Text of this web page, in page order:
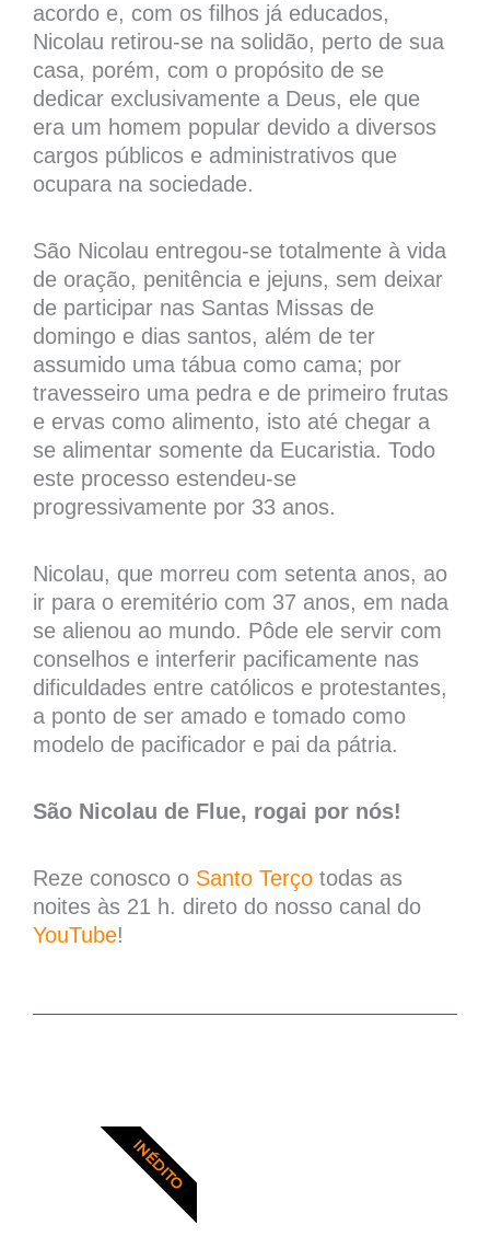
acordo e, com os filhos já educados,
Nicolau retirou-se na solidão, perto de sua
casa, porém, com o propósito de se
dedicar exclusivamente a Deus, ele que
era um homem popular devido a diversos
cargos públicos e administrativos que
ocupara na sociedade.
São Nicolau entregou-se totalmente à vida
de oração, penitência e jejuns, sem deixar
de participar nas Santas Missas de
domingo e dias santos, além de ter
assumido uma tábua como cama; por
travesseiro uma pedra e de primeiro frutas
e ervas como alimento, isto até chegar a
se alimentar somente da Eucaristia. Todo
este processo estendeu-se
progressivamente por 33 anos.
Nicolau, que morreu com setenta anos, ao
ir para o eremitério com 37 anos, em nada
se alienou ao mundo. Pôde ele servir com
conselhos e interferir pacificamente nas
dificuldades entre católicos e protestantes,
a ponto de ser amado e tomado como
modelo de pacificador e pai da pátria.
São Nicolau de Flue, rogai por nós!
Reze conosco o Santo Terço todas as
noites às 21 h. direto do nosso canal do
YouTube!
INÉDITO